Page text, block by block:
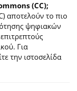
(CC);
αποτελούν το πιο
ψηφιακών
Για
την ιστοσελίδα